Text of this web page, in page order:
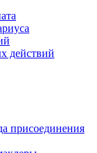
действий
присоединения